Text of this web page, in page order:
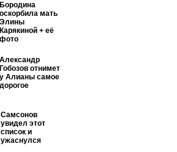
Бородина
оскорбила мать
Элины
Карякиной + её
фото
Александр
Гобозов отнимет
у Алианы самое
дорогое
Самсонов
увидел этот
список и
ужаснулся